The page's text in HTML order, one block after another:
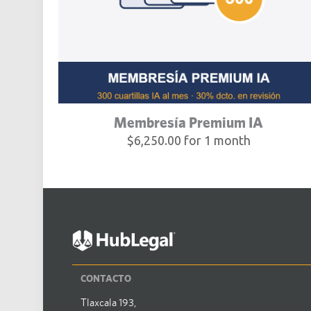
Membresía Premium IA
$6,250.00 for 1 month
CONTACTO
Tlaxcala 193,